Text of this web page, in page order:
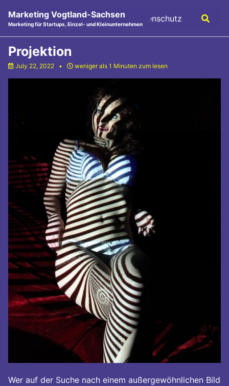
navigation
Marketing Vogtland-Sachsen
Marketing für Startups, Einzel- und Kleinunternehmen
FAQ Marketing Kontakt Datenschutz
Toggle
Projektion
July 22, 2022 weniger als 1 Minuten zum lesen
Wer auf der Suche nach einem außergewöhnlichen Bild